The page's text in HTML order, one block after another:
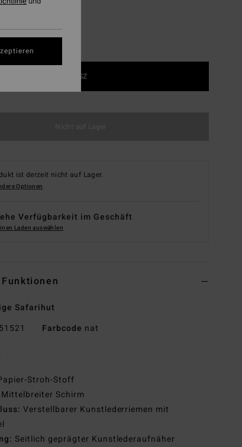
1SZ
ist derzeit nicht auf Lager.
Optionen
Verfügbarkeit im Geschäft
Laden auswählen
Funktionen
Safarihut
Farbcode nat
Stroh-Stoff
Mittelbreiter Schirm
Verstellbarer Kunstlederriemen mit
Seitlich geprägter Kunstlederaufnäher